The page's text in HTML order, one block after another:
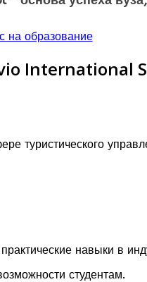
на образование
International
туристического
навыки в
студентам.